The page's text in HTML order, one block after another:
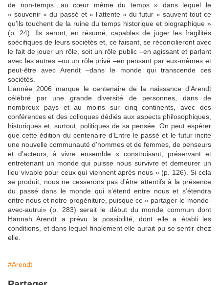
de non-temps…au cœur même du temps » dans lequel le
« souvenir » du passé et « l’attente » du futur « sauvent tout ce
qu’ils touchent de la ruine du temps historique et biographique »
(p. 24). Ils seront, en résumé, capables de juger les fragilités
spécifiques de leurs sociétés et, ce faisant, se réconcilieront avec
le fait de jouer un rôle, soit un rôle public –en agissant et parlant
avec les autres –ou un rôle privé –en pensant par eux-mêmes et
peut-être avec Arendt –dans le monde qui transcende ces
sociétés.
L’année 2006 marque le centenaire de la naissance d’Arendt
célébré par une grande diversité de personnes, dans de
nombreux pays et au moins sur cinq continents, avec des
conférences et des colloques dédiés aux aspects philosophiques,
historiques et, surtout, politiques de sa pensée. On peut espérer
que cette édition du centenaire d’Entre le passé et le futur incite
une nouvelle communauté d’hommes et de femmes, de penseurs
et d’acteurs, à vivre ensemble « construisant, préservant et
entretenant un monde qui puisse nous survivre et demeurer un
lieu vivable pour ceux qui viennent après nous » (p. 126). Si cela
se produit, nous ne cesserons pas d’être attentifs à la présence
du passé dans le monde qui s’étend entre nous et s’étendra
entre nous et notre progéniture, puisque ce « partager-le-monde-
avec-autrui» (p. 283) serait le début du monde commun dont
Hannah Arendt a prévu la possibilité, dont elle a établi les
conditions, et dans lequel finalement elle aurait pu se sentir chez
elle.
#Arendt